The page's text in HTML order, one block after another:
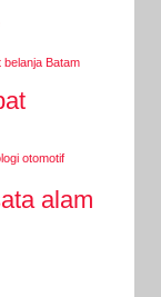
belanja Batam
otomotif
alam